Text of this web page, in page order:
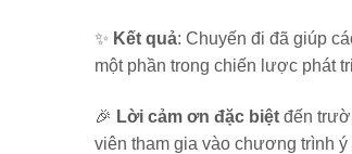
✨ Kết quả: Chuyến đi đã giúp
một phần trong chiến lược phát
🎉 Lời cảm ơn đặc biệt đến
viên tham gia vào chương trình ý